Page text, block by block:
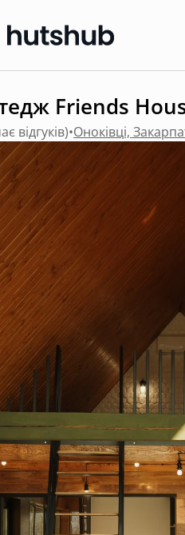
Friends
відгуків)•Оноківці,